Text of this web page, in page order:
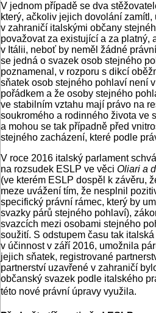
V jednom případě se dva
který, ačkoliv jejich dovolání
v zahraničí italskými občany
považovat za existující a za platný,
v Itálii, neboť by neměl žádné
se jedná o svazek osob stejného
poznamenal, v rozporu s dikcí
sňatek osob stejného pohlaví není
pořádkem a že osoby stejného
ve stabilním vztahu mají právo na
soukromého a rodinného života ve
a mohou se tak případně před
stejného zacházení, které podle
V roce 2016 italský parlament
na rozsudek ESLP ve věci Oliari a
(ve kterém ESLP dospěl k závěru,
meze uvážení tím, že nesplnil
specifický právní rámec, který by
svazky párů stejného pohlaví),
svazcích mezi osobami stejného
soužití. S odstupem času tak
v účinnost v září 2016, umožnila
jejich sňatek, registrované
partnerství uzavřené v zahraničí
občanský svazek podle italského
této nové právní úpravy využila.